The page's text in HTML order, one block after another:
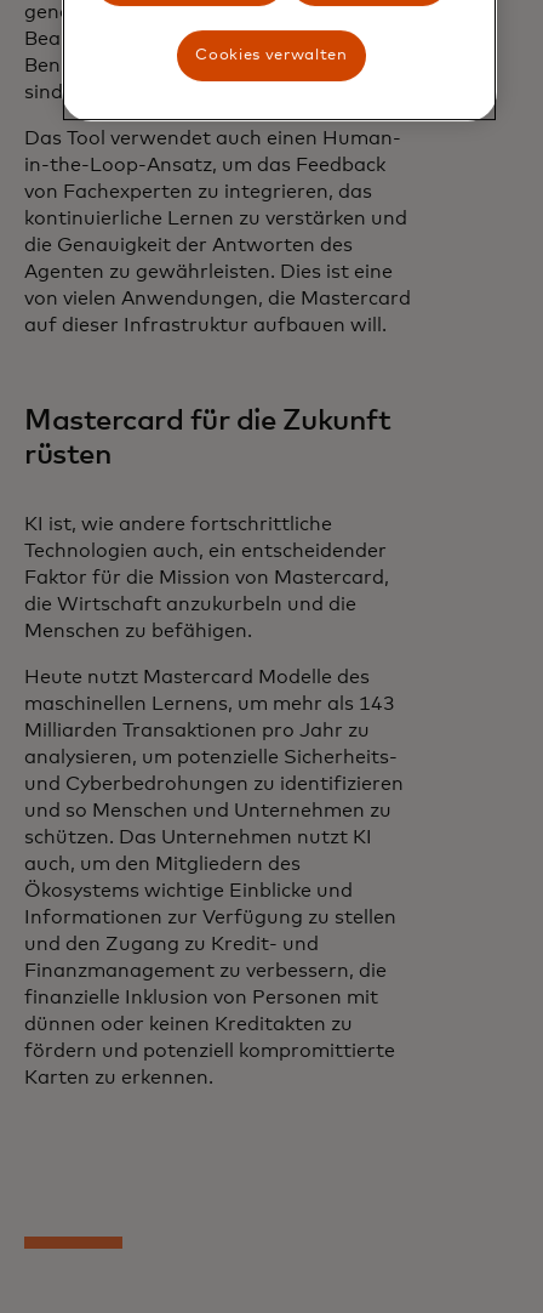
genauen Informationen, die für die
Beantwortung von
Benutzeraufforderungen erforderlich
sind.
Das Tool verwendet auch einen Human-
in-the-Loop-Ansatz, um das Feedback
von Fachexperten zu integrieren, das
kontinuierliche Lernen zu verstärken und
die Genauigkeit der Antworten des
Agenten zu gewährleisten. Dies ist eine
von vielen Anwendungen, die Mastercard
auf dieser Infrastruktur aufbauen will.
Mastercard für die Zukunft
rüsten
KI ist, wie andere fortschrittliche
Technologien auch, ein entscheidender
Faktor für die Mission von Mastercard,
die Wirtschaft anzukurbeln und die
Menschen zu befähigen.
Heute nutzt Mastercard Modelle des
maschinellen Lernens, um mehr als 143
Milliarden Transaktionen pro Jahr zu
analysieren, um potenzielle Sicherheits-
und Cyberbedrohungen zu identifizieren
und so Menschen und Unternehmen zu
schützen. Das Unternehmen nutzt KI
auch, um den Mitgliedern des
Ökosystems wichtige Einblicke und
Informationen zur Verfügung zu stellen
und den Zugang zu Kredit- und
Finanzmanagement zu verbessern, die
finanzielle Inklusion von Personen mit
dünnen oder keinen Kreditakten zu
fördern und potenziell kompromittierte
Karten zu erkennen.
Cookies verwalten